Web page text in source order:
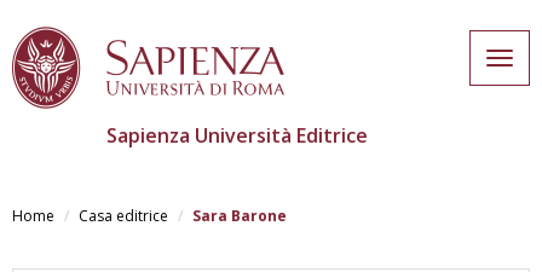
contenuto
Sapienza Università Editrice
Home Casa editrice Sara Barone